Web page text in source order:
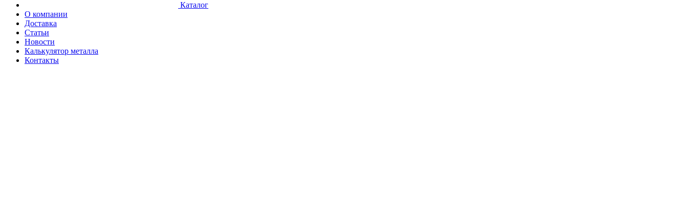
Каталог
О компании
Доставка
Статьи
Новости
Калькулятор металла
Контакты